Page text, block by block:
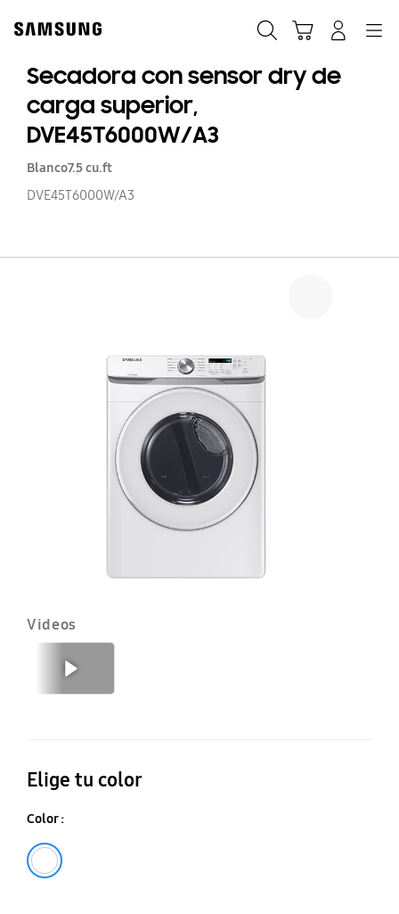
content
Secadora con sensor dry de
carga superior,
DVE45T6000W/A3
Blanco7.5 cu.ft
DVE45T6000W/A3
Videos
Elige tu color
Color :